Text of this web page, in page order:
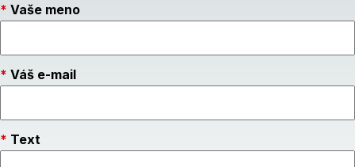
Vaše meno
Váš e-mail
Text